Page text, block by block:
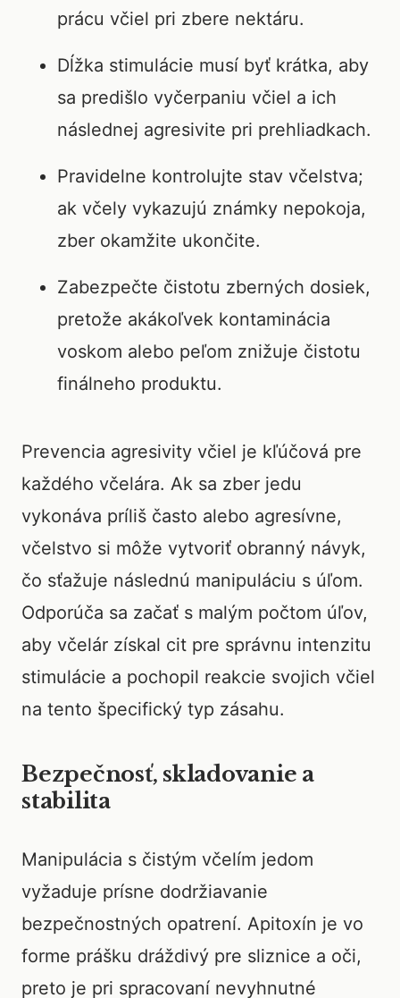
prácu včiel pri zbere nektáru.
Dĺžka stimulácie musí byť krátka, aby
sa predišlo vyčerpaniu včiel a ich
následnej agresivite pri prehliadkach.
Pravidelne kontrolujte stav včelstva;
ak včely vykazujú známky nepokoja,
zber okamžite ukončite.
Zabezpečte čistotu zberných dosiek,
pretože akákoľvek kontaminácia
voskom alebo peľom znižuje čistotu
finálneho produktu.
Prevencia agresivity včiel je kľúčová pre
každého včelára. Ak sa zber jedu
vykonáva príliš často alebo agresívne,
včelstvo si môže vytvoriť obranný návyk,
čo sťažuje následnú manipuláciu s úľom.
Odporúča sa začať s malým počtom úľov,
aby včelár získal cit pre správnu intenzitu
stimulácie a pochopil reakcie svojich včiel
na tento špecifický typ zásahu.
Bezpečnosť, skladovanie a
stabilita
Manipulácia s čistým včelím jedom
vyžaduje prísne dodržiavanie
bezpečnostných opatrení. Apitoxín je vo
forme prášku dráždivý pre sliznice a oči,
preto je pri spracovaní nevyhnutné